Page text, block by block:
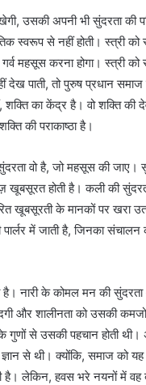
उसकी अपनी भी सुंदरता की
स्वरूप से नहीं होती। स्त्री
महसूस करना होगा। स्त्री को
देख पाती, तो पुरुष प्रधान
शक्ति का केंद्र है। वो शक्ति की
की पराकाष्ठा है।
वो है, जो महसूस की
होती है। कली की
खूबसूरती के मानकों पर
में जाती है, जिनका
है। नारी के कोमल मन की
और शालीनता को उसकी
गुणों से उसकी पहचान होती
से थी। क्योंकि, समाज को
है। लेकिन, हवस भरे नयनों में वह